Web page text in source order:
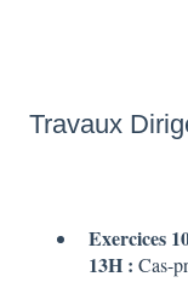
Travaux
Exercices
13H : Cas-